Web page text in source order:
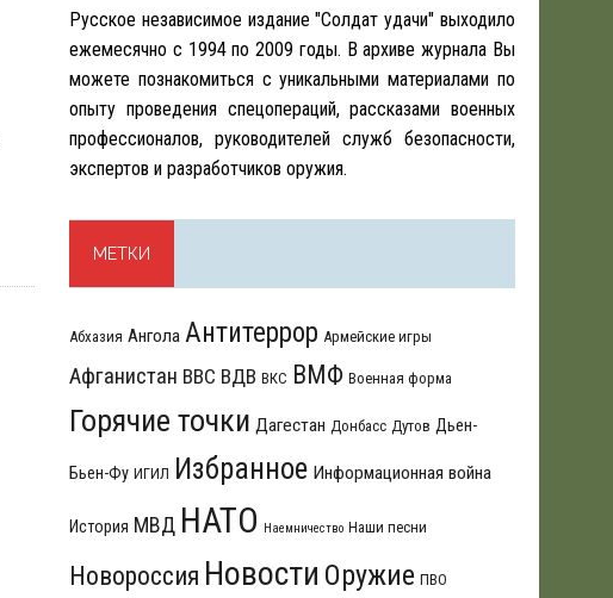
Русское независимое издание "Солдат удачи" выходило
ежемесячно с 1994 по 2009 годы. В архиве журнала Вы
можете познакомиться с уникальными материалами по
опыту проведения спецопераций, рассказами военных
профессионалов, руководителей служб безопасности,
экспертов и разработчиков оружия.
МЕТКИ
Абхазия Ангола Антитеррор Армейские игры
Афганистан ВВС ВДВ ВКС ВМФ Военная форма
Горячие точки Дагестан Донбасс Дутов Дьен-
Бьен-Фу ИГИЛ Избранное Информационная война
История МВД НАТО Наемничество Наши песни
Новороссия Новости Оружие ПВО